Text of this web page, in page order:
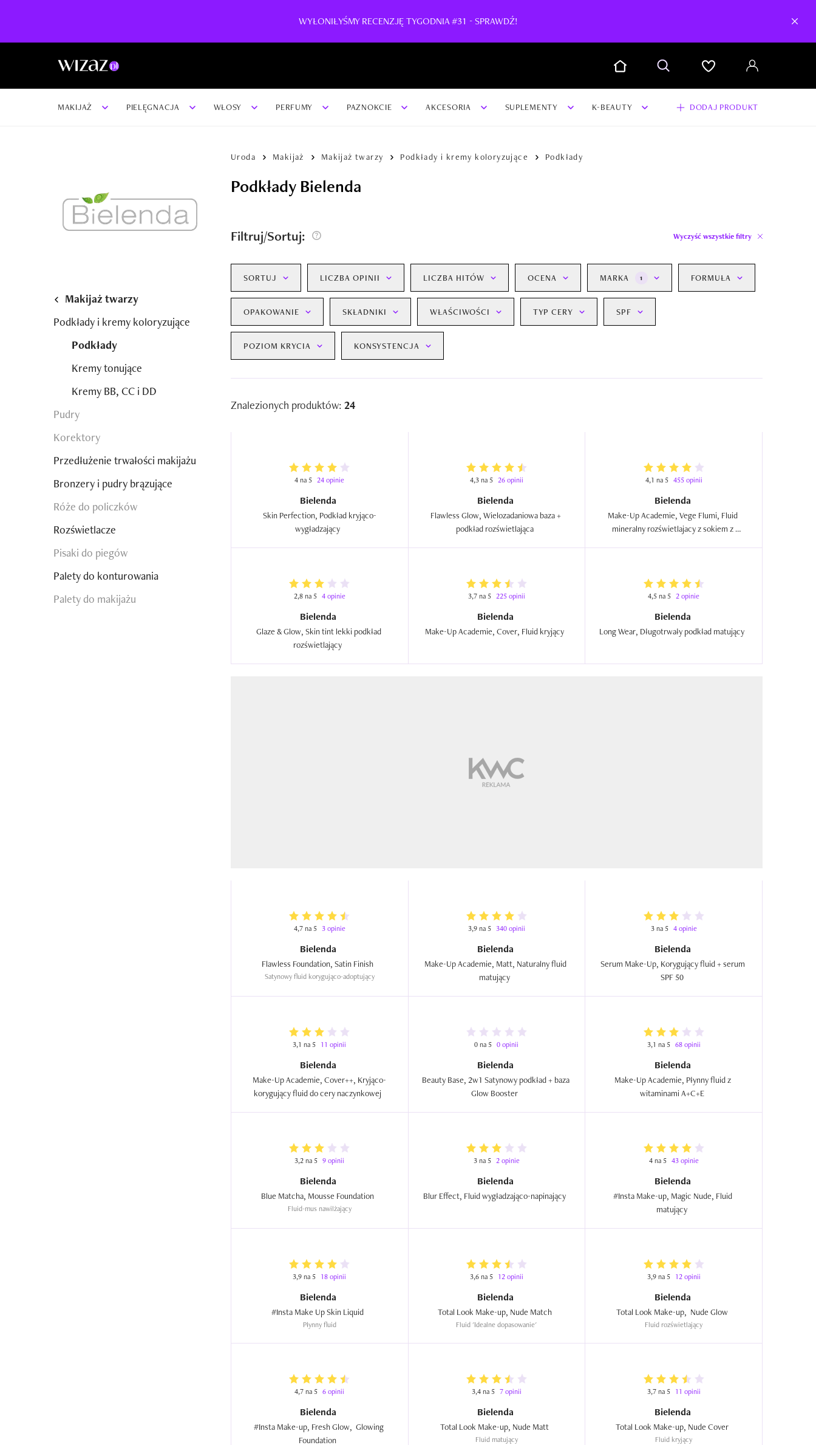
WYŁONIŁYŚMY RECENZJĘ TYGODNIA #31 - SPRAWDŹ!
MAKIJAŻ PIELĘGNACJA WŁOSY PERFUMY PAZNOKCIE AKCESORIA SUPLEMENTY K-BEAUTY DODAJ PRODUKT
Makijaż twarzy
Podkłady i kremy koloryzujące
Podkłady
Kremy tonujące
Kremy BB, CC i DD
Pudry
Korektory
Przedłużenie trwałości makijażu
Bronzery i pudry brązujące
Róże do policzków
Rozświetlacze
Pisaki do piegów
Palety do konturowania
Palety do makijażu
Uroda Makijaż Makijaż twarzy Podkłady i kremy koloryzujące Podkłady
Podkłady Bielenda
Filtruj/Sortuj: Wyczyść wszystkie filtry
SORTUJ LICZBA OPINII LICZBA HITÓW OCENA MARKA 1 FORMUŁA
OPAKOWANIE SKŁADNIKI WŁAŚCIWOŚCI TYP CERY SPF
POZIOM KRYCIA KONSYSTENCJA
Znalezionych produktów: 24
4 na 5 24 opinie
Bielenda
Skin Perfection, Podkład kryjąco-
4,3 na 5 26 opinii
Bielenda
Flawless Glow, Wielozadaniowa baza +
4,1 na 5 455 opinii
Bielenda
Make-Up Academie, Vege Flumi, Fluid
mineralny rozświetlajacy z sokiem z
2,8 na 5 4 opinie
Bielenda
Glaze & Glow, Skin tint lekki podkład
3,7 na 5 225 opinii
Bielenda
4,5 na 5 2 opinie
Bielenda
4,7 na 5 3 opinie
Bielenda
Satynowy fluid korygująco-adoptujący
3,9 na 5 340 opinii
Bielenda
Make-Up Academie, Matt, Naturalny fluid
3 na 5 4 opinie
Bielenda
Serum Make-Up, Korygujący fluid + serum
3,1 na 5 11 opinii
Bielenda
Make-Up Academie, Cover++, Kryjąco-
0 na 5 0 opinii
Bielenda
Beauty Base, 2w1 Satynowy podkład + baza
3,1 na 5 68 opinii
Bielenda
Make-Up Academie, Płynny fluid z
3,2 na 5 9 opinii
Bielenda
Fluid-mus nawilżający
3 na 5 2 opinie
Bielenda
4 na 5 43 opinie
Bielenda
#Insta Make-up, Magic Nude, Fluid
3,9 na 5 18 opinii
Bielenda
Płynny fluid
3,6 na 5 12 opinii
Bielenda
Fluid 'Idealne dopasowanie'
3,9 na 5 12 opinii
Bielenda
Fluid rozświetlający
4,7 na 5 6 opinii
Bielenda
#Insta Make-up, Fresh Glow,  Glowing
3,4 na 5 7 opinii
Bielenda
Fluid matujący
3,7 na 5 11 opinii
Bielenda
Fluid kryjący